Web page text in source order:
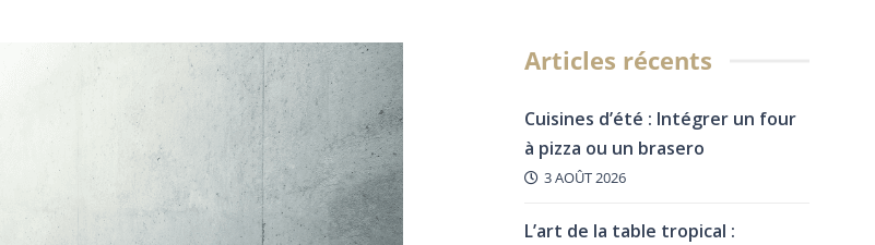
Articles récents
Cuisines d’été : Intégrer un four
à pizza ou un brasero
3 AOÛT 2026
L’art de la table tropical :